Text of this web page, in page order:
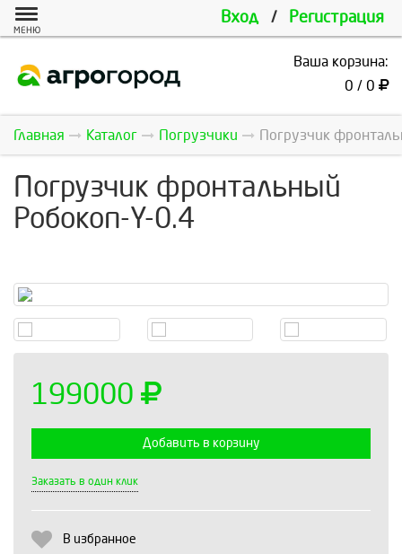
Вход / Регистрация
МЕНЮ
Ваша корзина:
0 / 0
Главная Каталог Погрузчики Погрузчик
Погрузчик фронтальный
Робокоп-Y-0.4
199000
Добавить в корзину
Заказать в один клик
В избранное